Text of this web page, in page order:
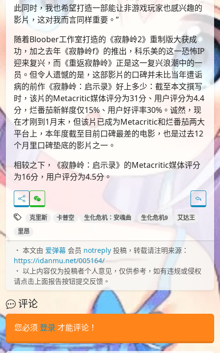
此同时，我也希望打造一部能让非游戏玩家也感兴趣的
影片，这对我而言同样重要。”
随着Bloober工作室打造的《寂静岭2》重制版大获成
功，加之去年《寂静岭f》的推出，科乐美的这一恐怖IP
迎来复兴，而《重返寂静岭》正是这一复兴浪潮中的一
员。但令人遗憾的是，这部影片的口碑并未比当年遭诟
病的前作《寂静岭：启示录》好上多少：截至本文撰写
时，该片的Metacritic媒体评分为31分、用户评分为4.4
分，烂番茄新鲜度仅15%、用户好评率30%。诚然，现
在才刚到1月末，但该片已成为Metacritic和烂番茄两大
平台上，本年度截至目前口碑最差的电影，也是过去12
个月里口碑垫底的影片之一。
相较之下，《寂静岭：启示录》的Metacritic媒体评分
为16分，用户评分为4.5分。
克里斯 卡普空 生化危机：安魂曲 生化危机9
艾达王
里昂
本文由 爱弹幕 会员 notreply 投稿，转载请注明来源：
https://idanmu.net/005164/
以上内容仅为投稿者个人意见，仅供参考，如有违规或侵权
请点击上面报告按钮提交反馈。
评论
您必须 登录 才能评论！